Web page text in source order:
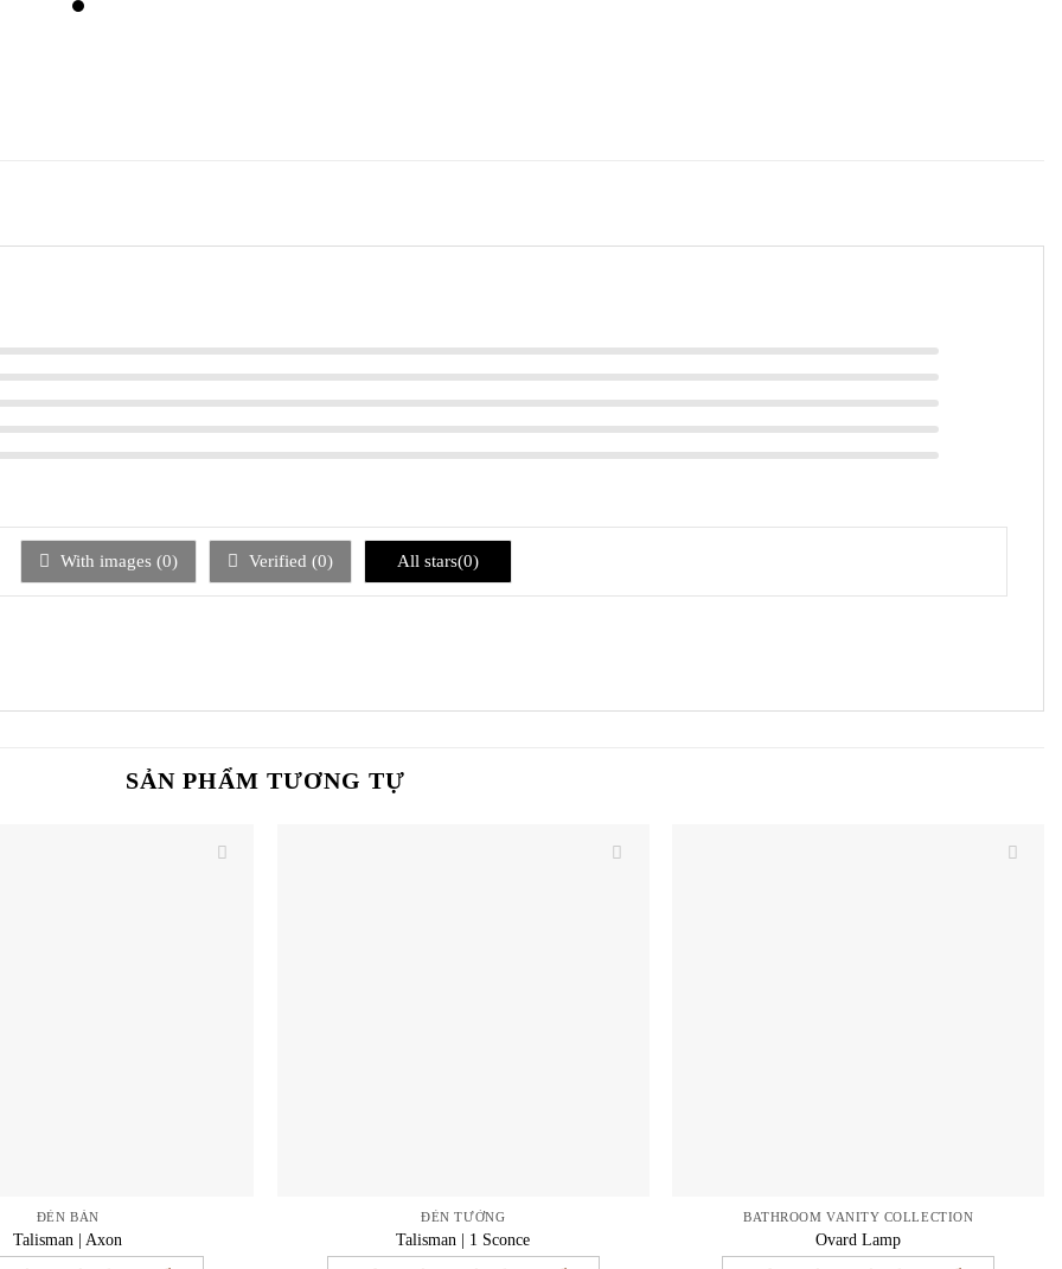
With images (0) Verified (0) All stars(0)
SẢN PHẨM TƯƠNG TỰ
ĐÈN BÀN
Talisman | Axon
ĐÈN TƯỜNG
Talisman | 1 Sconce
BATHROOM VANITY COLLECTION
Ovard Lamp